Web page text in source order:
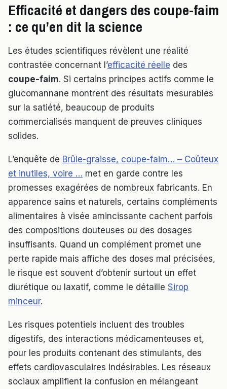
Efficacité et dangers des coupe-faim
: ce qu’en dit la science
Les études scientifiques révèlent une réalité
contrastée concernant l’efficacité réelle des
coupe-faim. Si certains principes actifs comme le
glucomannane montrent des résultats mesurables
sur la satiété, beaucoup de produits
commercialisés manquent de preuves cliniques
solides.
L’enquête de Brûle-graisse, coupe-faim… – Coûteux
et inutiles, voire … met en garde contre les
promesses exagérées de nombreux fabricants. En
apparence sains et naturels, certains compléments
alimentaires à visée amincissante cachent parfois
des compositions douteuses ou des dosages
insuffisants. Quand un complément promet une
perte rapide mais affiche des doses mal précisées,
le risque est souvent d’obtenir surtout un effet
diurétique ou laxatif, comme le détaille Sirop
minceur.
Les risques potentiels incluent des troubles
digestifs, des interactions médicamenteuses et,
pour les produits contenant des stimulants, des
effets cardiovasculaires indésirables. Les réseaux
sociaux amplifient la confusion en mélangeant